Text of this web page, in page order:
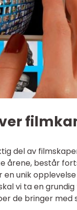
del av
årene, består
unik
vi ta en
de bringer med